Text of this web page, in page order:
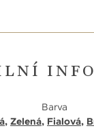
Barva
, Zelená, Fialová,